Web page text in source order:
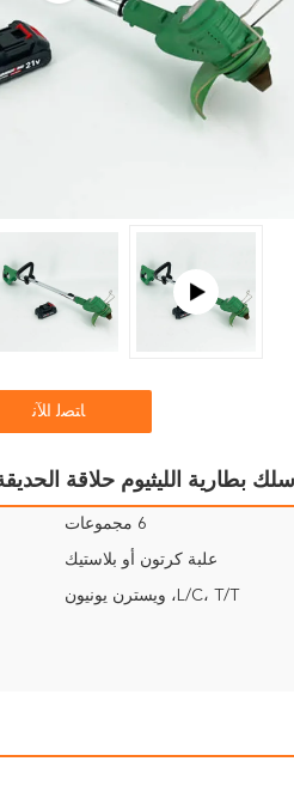
ﺎﺘﺼﻟ ﺍﻶﻧ
6 مجموعات
علبة كرتون أو بلاستيك
L/C، T/T، ويسترن يونيون